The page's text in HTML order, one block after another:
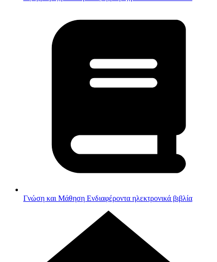
Γνώση και Μάθηση Ενδιαφέροντα ηλεκτρονικά βιβλία